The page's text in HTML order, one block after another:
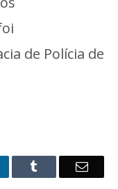
de Polícia de
E-